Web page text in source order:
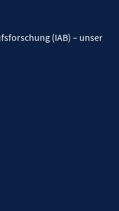
(IAB) – unser